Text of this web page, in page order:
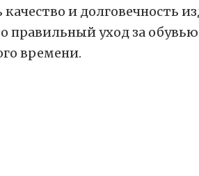
и долговечность
правильный уход за
времени.